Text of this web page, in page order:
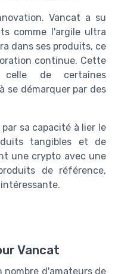
Vancat a su
comme l'argile ultra
dans ses produits, ce
continue. Cette
de certaines
se démarquer par des
sa capacité à lier le
tangibles et de
une crypto avec une
de référence,
Vancat
nombre d'amateurs de